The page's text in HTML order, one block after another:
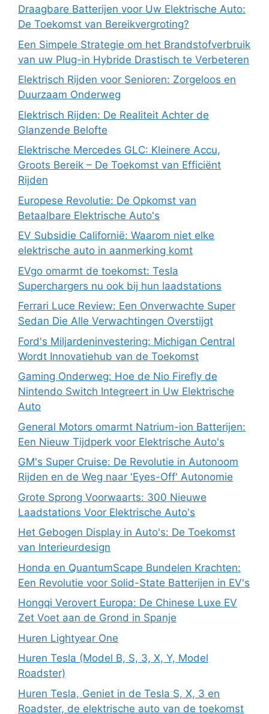
Draagbare Batterijen voor Uw Elektrische Auto:
De Toekomst van Bereikvergroting?
Een Simpele Strategie om het Brandstofverbruik
van uw Plug-in Hybride Drastisch te Verbeteren
Elektrisch Rijden voor Senioren: Zorgeloos en
Duurzaam Onderweg
Elektrisch Rijden: De Realiteit Achter de
Glanzende Belofte
Elektrische Mercedes GLC: Kleinere Accu,
Groots Bereik – De Toekomst van Efficiënt
Rijden
Europese Revolutie: De Opkomst van
Betaalbare Elektrische Auto's
EV Subsidie Californië: Waarom niet elke
elektrische auto in aanmerking komt
EVgo omarmt de toekomst: Tesla
Superchargers nu ook bij hun laadstations
Ferrari Luce Review: Een Onverwachte Super
Sedan Die Alle Verwachtingen Overstijgt
Ford's Miljardeninvestering: Michigan Central
Wordt Innovatiehub van de Toekomst
Gaming Onderweg: Hoe de Nio Firefly de
Nintendo Switch Integreert in Uw Elektrische
Auto
General Motors omarmt Natrium-ion Batterijen:
Een Nieuw Tijdperk voor Elektrische Auto's
GM's Super Cruise: De Revolutie in Autonoom
Rijden en de Weg naar 'Eyes-Off' Autonomie
Grote Sprong Voorwaarts: 300 Nieuwe
Laadstations Voor Elektrische Auto's
Het Gebogen Display in Auto's: De Toekomst
van Interieurdesign
Honda en QuantumScape Bundelen Krachten:
Een Revolutie voor Solid-State Batterijen in EV's
Hongqi Verovert Europa: De Chinese Luxe EV
Zet Voet aan de Grond in Spanje
Huren Lightyear One
Huren Tesla (Model B, S, 3, X, Y, Model
Roadster)
Huren Tesla, Geniet in de Tesla S, X, 3 en
Roadster, de elektrische auto van de toekomst